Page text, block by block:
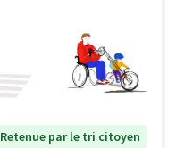
Retenue par le tri citoyen